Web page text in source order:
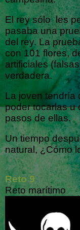
El rey sólo les
pasaba una
del rey. La
con 101 flores,
artificiales
verdadera.
La joven tendría
poder tocarlas u
pasos de ellas.
Un tiempo
natural, ¿Cómo
Reto 9
Reto marítimo